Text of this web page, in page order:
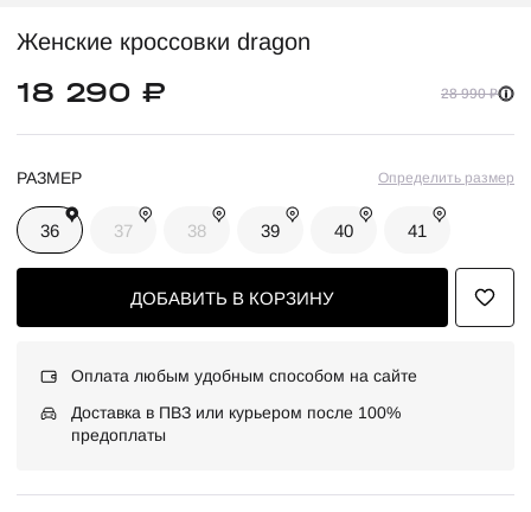
Женские кроссовки dragon
18 290 ₽ 28 990 ₽
РАЗМЕР Определить размер
36 37 38 39 40 41
ДОБАВИТЬ В КОРЗИНУ
Оплата любым удобным способом на сайте
Доставка в ПВЗ или курьером после 100%
предоплаты